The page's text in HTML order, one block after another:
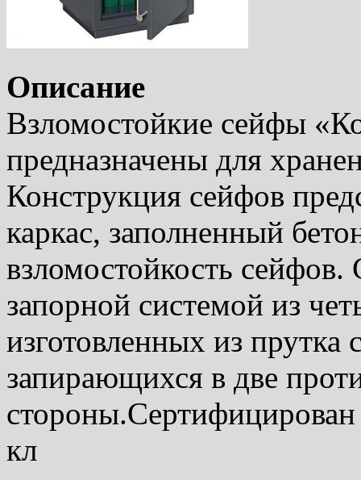
Описание
Взломостойкие сейфы
предназначены для
Конструкция сейфов
каркас, заполненный
взломостойкость
запорной системой из
изготовленных из
запирающихся в две
кл